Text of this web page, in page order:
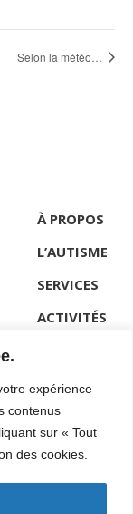
expérience
contenus
sur « Tout
des cookies.
Selon la météo…
À PROPOS
L’AUTISME
SERVICES
ACTIVITÉS
CONTACT